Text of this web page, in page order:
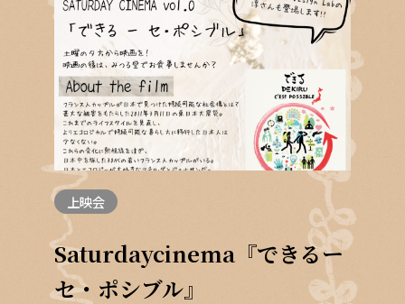
上映会
Saturdaycinema『できるー
セ・ポシブル』